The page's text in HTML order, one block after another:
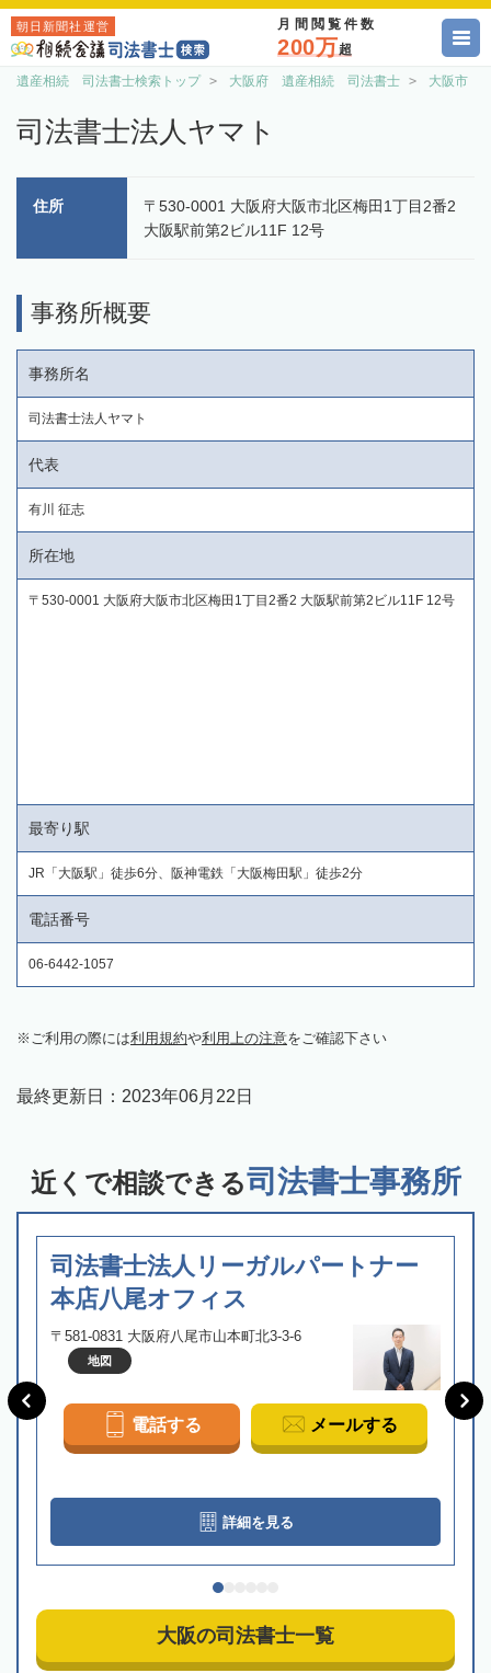
朝日新聞社運営 月間閲覧件数
200万超
遺産相続 司法書士検索トップ 大阪府 遺産相続 司法書士 大阪市
司法書士法人ヤマト
住所
〒530-0001 大阪府大阪市北区梅田1丁目2番2
大阪駅前第2ビル11F 12号
事務所概要
事務所名
司法書士法人ヤマト
代表
有川 征志
所在地
〒530-0001 大阪府大阪市北区梅田1丁目2番2 大阪駅前第2ビル11F 12号
最寄り駅
JR「大阪駅」徒歩6分、阪神電鉄「大阪梅田駅」徒歩2分
電話番号
06-6442-1057
ご利用の際には利用規約や利用上の注意をご確認下さい
最終更新日： 2023年06月22日
近くで相談できる司法書士事務所
司法書士法人リーガルパートナー
本店八尾オフィス
〒581-0831 大阪府八尾市山本町北3-3-6
地図
電話する メールする
詳細を見る
大阪の司法書士一覧